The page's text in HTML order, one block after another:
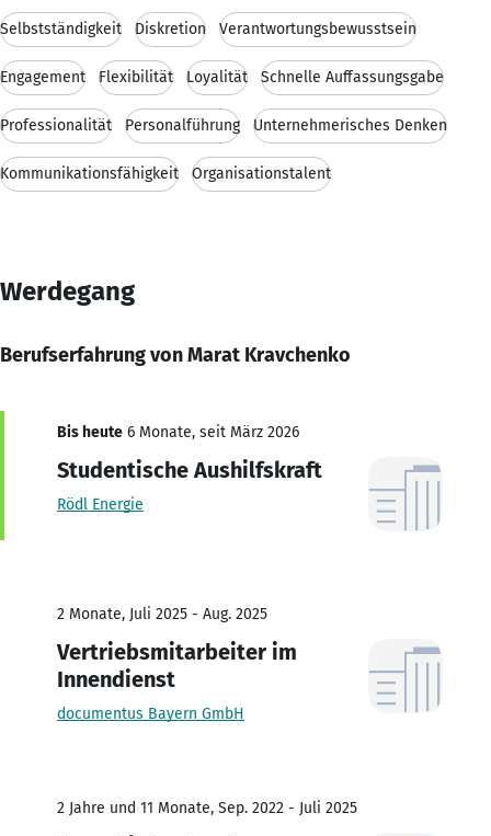
Selbstständigkeit Diskretion Verantwortungsbewusstsein
Engagement Flexibilität Loyalität Schnelle Auffassungsgabe
Professionalität Personalführung Unternehmerisches Denken
Kommunikationsfähigkeit Organisationstalent
Werdegang
Berufserfahrung von Marat Kravchenko
Bis heute 6 Monate, seit März 2026
Studentische Aushilfskraft
Rödl Energie
2 Monate, Juli 2025 - Aug. 2025
Vertriebsmitarbeiter im
Innendienst
documentus Bayern GmbH
2 Jahre und 11 Monate, Sep. 2022 - Juli 2025